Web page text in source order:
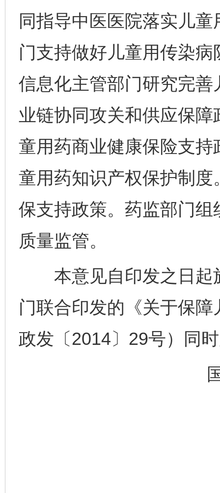
同指导中医医院落实儿
门支持做好儿童用传染
信息化主管部门研究完
业链协同攻关和供应保
童用药商业健康保险支
童用药知识产权保护制
保支持政策。药监部门
质量监管。
本意见自印发之日起
门联合印发的《关于保
政发〔2014〕29号）同